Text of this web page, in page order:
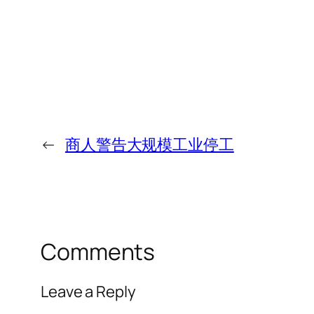
← 商人警告大规模工业停工
Comments
Leave a Reply